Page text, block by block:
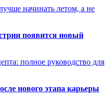
начинать летом, а не
появится новый
полное руководство для
нового этапа карьеры